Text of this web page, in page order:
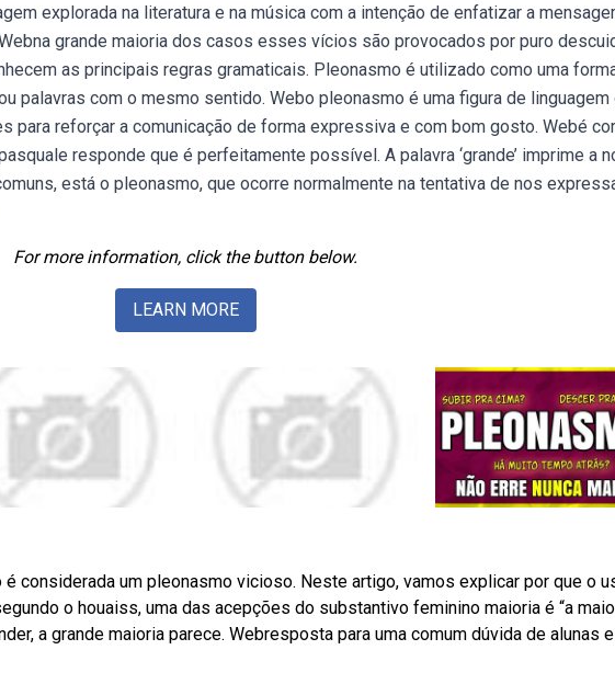
explorada na literatura e na música com a intenção de enfatizar a
grande maioria dos casos esses vícios são provocados por puro
as principais regras gramaticais. Pleonasmo é utilizado como uma
palavras com o mesmo sentido. Webo pleonasmo é uma figura de linguagem
para reforçar a comunicação de forma expressiva e com bom gosto. Webé
responde que é perfeitamente possível. A palavra ‘grande’ imprime a
está o pleonasmo, que ocorre normalmente na tentativa de nos
For more information, click the button below.
LEARN MORE
é considerada um pleonasmo vicioso. Neste artigo, vamos explicar por que o
o houaiss, uma das acepções do substantivo feminino maioria é “a
a grande maioria parece. Webresposta para uma comum dúvida de alunas e